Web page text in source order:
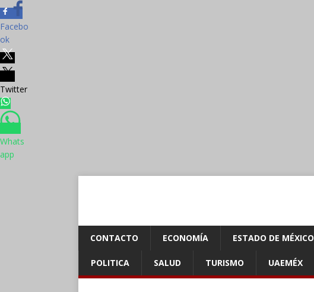
Facebo
ok
Twitter
Whats
app
CONTACTO ECONOMÍA ESTADO DE MÉXICO
POLITICA SALUD TURISMO UAEMÉX